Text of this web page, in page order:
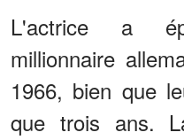
L'actrice a
millionnaire
1966, bien que
que trois ans.